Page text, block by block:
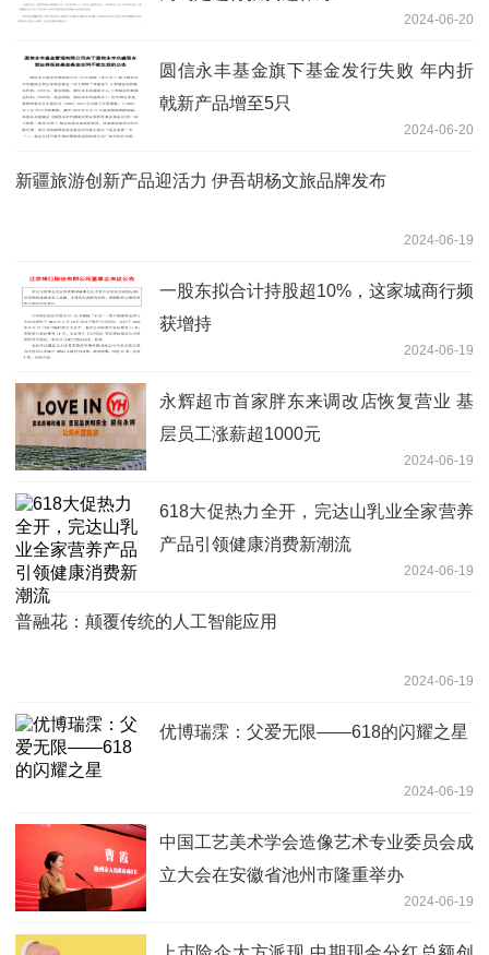
2024-06-20
圆信永丰基金旗下基金发行失败 年内折
戟新产品增至5只
2024-06-20
新疆旅游创新产品迎活力 伊吾胡杨文旅品牌发布
2024-06-19
一股东拟合计持股超10%，这家城商行频
获增持
2024-06-19
永辉超市首家胖东来调改店恢复营业 基
层员工涨薪超1000元
2024-06-19
618大促热力全开，完达山乳业全家营养
产品引领健康消费新潮流
2024-06-19
普融花：颠覆传统的人工智能应用
2024-06-19
优博瑞霂：父爱无限——618的闪耀之星
2024-06-19
中国工艺美术学会造像艺术专业委员会成
立大会在安徽省池州市隆重举办
2024-06-19